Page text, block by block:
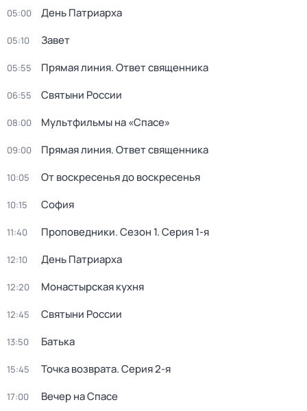
05:00 День Патриарха
05:10 Зaвeт
05:55 Прямая линия. Ответ священника
06:55 Святыни России
08:00 Мультфильмы на «Спасе»
09:00 Прямая линия. Ответ священника
10:05 От воскресенья до воскресенья
10:15 София
11:40 Проповедники. Сезон 1. Серия 1-я
12:10 День Патриарха
12:20 Монастырская кухня
12:45 Святыни России
13:50 Батька
15:45 Точка возврата. Серия 2-я
17:00 Вечер на Спасе